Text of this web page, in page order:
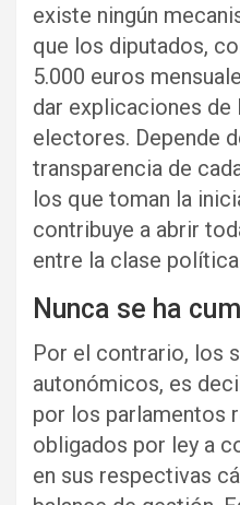
existe ningún
que los diputados,
5.000 euros
dar explicaciones de
electores. Depende
transparencia de
los que toman la
contribuye a abrir
entre la clase
Nunca se ha
Por el contrario, los
autonómicos, es
por los parlamentos
obligados por ley a
en sus respectivas